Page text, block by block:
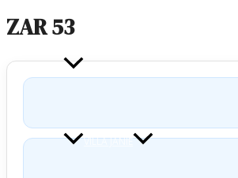
HOLIDAY HOME JOSIPA
VILLA JANIE
ZAR 53